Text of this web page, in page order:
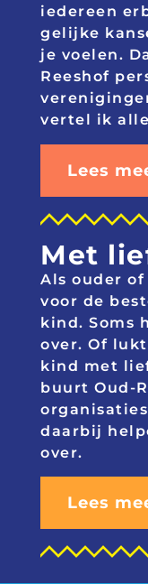
iedereen
gelijke
je voelen.
Reeshof
vertel ik
Lees
Met
Als ouder
voor de
kind. Soms
over. Of
kind met
buurt Oud-
daarbij
over.
Lees